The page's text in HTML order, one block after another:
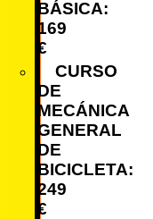
BÁSICA:
169
€
CURSO
DE
MECÁNICA
GENERAL
DE
BICICLETA:
249
€